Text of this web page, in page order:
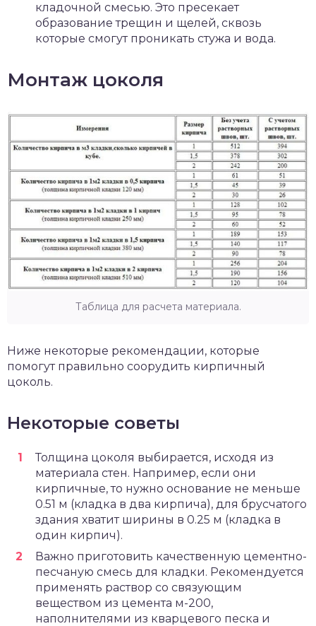
кладочной смесью. Это пресекает
образование трещин и щелей, сквозь
которые смогут проникать стужа и вода.
Монтаж цоколя
Таблица для расчета материала.
Ниже некоторые рекомендации, которые
помогут правильно соорудить кирпичный
цоколь.
Некоторые советы
Толщина цоколя выбирается, исходя из
материала стен. Например, если они
кирпичные, то нужно основание не меньше
0.51 м (кладка в два кирпича), для брусчатого
здания хватит ширины в 0.25 м (кладка в
один кирпич).
Важно приготовить качественную цементно-
песчаную смесь для кладки. Рекомендуется
применять раствор со связующим
веществом из цемента м-200,
наполнителями из кварцевого песка и